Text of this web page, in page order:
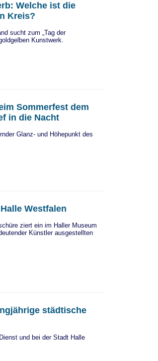
Welche ist die
Kreis?
sucht zum „Tag der
Kunstwerk.
Sommerfest dem
in die Nacht
Glanz- und Höhepunkt des
Westfalen
ziert ein im Haller Museum
Künstler ausgestellten
städtische
und bei der Stadt Halle